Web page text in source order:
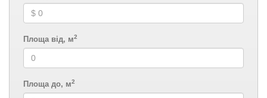
Площа від, м2
Площа до, м2